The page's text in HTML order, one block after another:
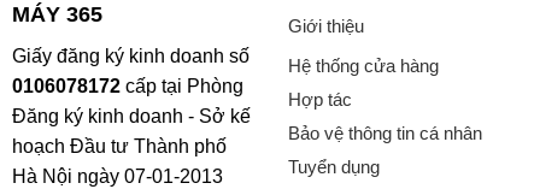
MÁY 365
Giấy đăng ký kinh doanh số
0106078172cấp tại Phòng
Đăng ký kinh doanh - Sở kế
hoạch Đầu tư Thành phố
Hà Nội ngày 07-01-2013
Giới thiệu
Hệ thống cửa hàng
Hợp tác
Bảo vệ thông tin cá nhân
Tuyển dụng